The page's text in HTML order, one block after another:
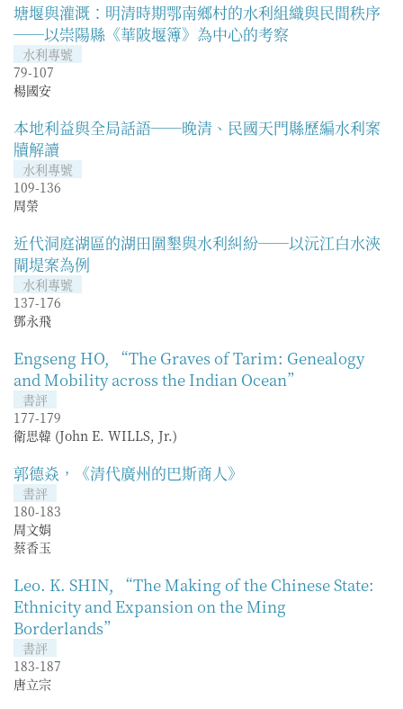
塘堰與灌溉：明清時期鄂南鄉村的水利組織與民間秩序
──以崇陽縣《華陂堰簿》為中心的考察
水利專號
79-107
楊國安
本地利益與全局話語──晚清、民國天門縣歷編水利案
牘解讀
水利專號
109-136
周榮
近代洞庭湖區的湖田圍墾與水利糾紛──以沅江白水浹
閘堤案為例
水利專號
137-176
鄧永飛
Engseng HO, “The Graves of Tarim: Genealogy
and Mobility across the Indian Ocean”
書評
177-179
衛思韓 (John E. WILLS, Jr.)
郭德焱，《清代廣州的巴斯商人》
書評
180-183
周文娟
蔡香玉
Leo. K. SHIN, “The Making of the Chinese State:
Ethnicity and Expansion on the Ming
Borderlands”
書評
183-187
唐立宗